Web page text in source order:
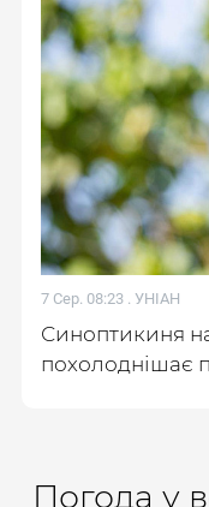
7 Сер. 08:23 . УНІАН
Синоптикиня
похолоднішає
Погода у